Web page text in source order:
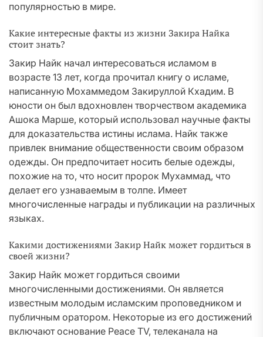
популярностью в мире.
Какие интересные факты из жизни Закира Найка
стоит знать?
Закир Найк начал интересоваться исламом в
возрасте 13 лет, когда прочитал книгу о исламе,
написанную Мохаммедом Закируллой Кхадим. В
юности он был вдохновлен творчеством академика
Ашока Марше, который использовал научные факты
для доказательства истины ислама. Найк также
привлек внимание общественности своим образом
одежды. Он предпочитает носить белые одежды,
похожие на то, что носит пророк Мухаммад, что
делает его узнаваемым в толпе. Имеет
многочисленные награды и публикации на различных
языках.
Какими достижениями Закир Найк может гордиться в
своей жизни?
Закир Найк может гордиться своими
многочисленными достижениями. Он является
известным молодым исламским проповедником и
публичным оратором. Некоторые из его достижений
включают основание Peace TV, телеканала на